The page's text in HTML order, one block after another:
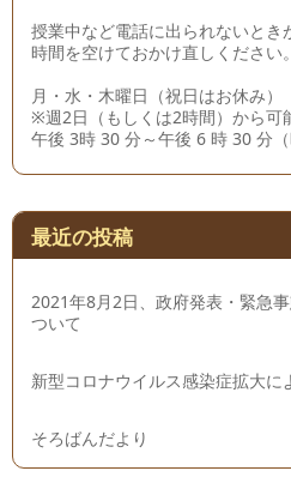
授業中など電話に出られないとき
時間を空けておかけ直しください。
月・水・木曜日（祝日はお休み）
※週2日（もしくは2時間）から可
午後 3時 30 分～午後 6 時 30 分（
最近の投稿
2021年8月2日、政府発表・緊急
ついて
新型コロナウイルス感染症拡大に
そろばんだより